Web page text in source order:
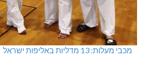
מכבי מעלות: 13 מדליות באליפות ישראל